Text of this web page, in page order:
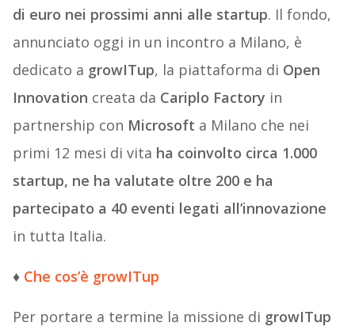
di euro nei prossimi anni alle startup. Il fondo,
annunciato oggi in un incontro a Milano, è
dedicato a growITup, la piattaforma di Open
Innovation creata da Cariplo Factory in
partnership con Microsoft a Milano che nei
primi 12 mesi di vita ha coinvolto circa 1.000
startup, ne ha valutate oltre 200 e ha
partecipato a 40 eventi legati all’innovazione
in tutta Italia.
♦ Che cos’è growITup
Per portare a termine la missione di growITup